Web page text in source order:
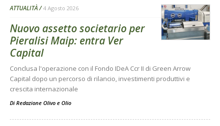
ATTUALITÀ 4 Agosto 2026
Nuovo assetto societario per
Pieralisi Maip: entra Ver
Capital
Conclusa l'operazione con il Fondo IDeA Ccr II di Green Arrow
Capital dopo un percorso di rilancio, investimenti produttivi e
crescita internazionale
Di Redazione Olivo e Olio